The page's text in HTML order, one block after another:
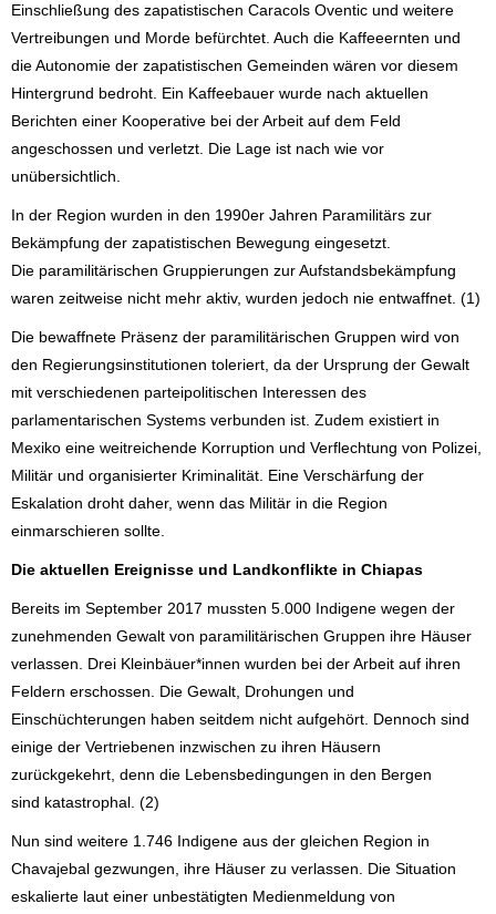
Einschließung des zapatistischen Caracols Oventic und weitere
Vertreibungen und Morde befürchtet. Auch die Kaffeeernten und
die Autonomie der zapatistischen Gemeinden wären vor diesem
Hintergrund bedroht. Ein Kaffeebauer wurde nach aktuellen
Berichten einer Kooperative bei der Arbeit auf dem Feld
angeschossen und verletzt. Die Lage ist nach wie vor
unübersichtlich.
In der Region wurden in den 1990er Jahren Paramilitärs zur
Bekämpfung der zapatistischen Bewegung eingesetzt.
Die paramilitärischen Gruppierungen zur Aufstandsbekämpfung
waren zeitweise nicht mehr aktiv, wurden jedoch nie entwaffnet. (1)
Die bewaffnete Präsenz der paramilitärischen Gruppen wird von
den Regierungsinstitutionen toleriert, da der Ursprung der Gewalt
mit verschiedenen parteipolitischen Interessen des
parlamentarischen Systems verbunden ist. Zudem existiert in
Mexiko eine weitreichende Korruption und Verflechtung von Polizei,
Militär und organisierter Kriminalität. Eine Verschärfung der
Eskalation droht daher, wenn das Militär in die Region
einmarschieren sollte.
Die aktuellen Ereignisse und Landkonflikte in Chiapas
Bereits im September 2017 mussten 5.000 Indigene wegen der
zunehmenden Gewalt von paramilitärischen Gruppen ihre Häuser
verlassen. Drei Kleinbäuer*innen wurden bei der Arbeit auf ihren
Feldern erschossen. Die Gewalt, Drohungen und
Einschüchterungen haben seitdem nicht aufgehört. Dennoch sind
einige der Vertriebenen inzwischen zu ihren Häusern
zurückgekehrt, denn die Lebensbedingungen in den Bergen
sind katastrophal. (2)
Nun sind weitere 1.746 Indigene aus der gleichen Region in
Chavajebal gezwungen, ihre Häuser zu verlassen. Die Situation
eskalierte laut einer unbestätigten Medienmeldung von